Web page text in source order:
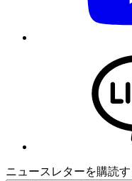
ニュースレターを購読す